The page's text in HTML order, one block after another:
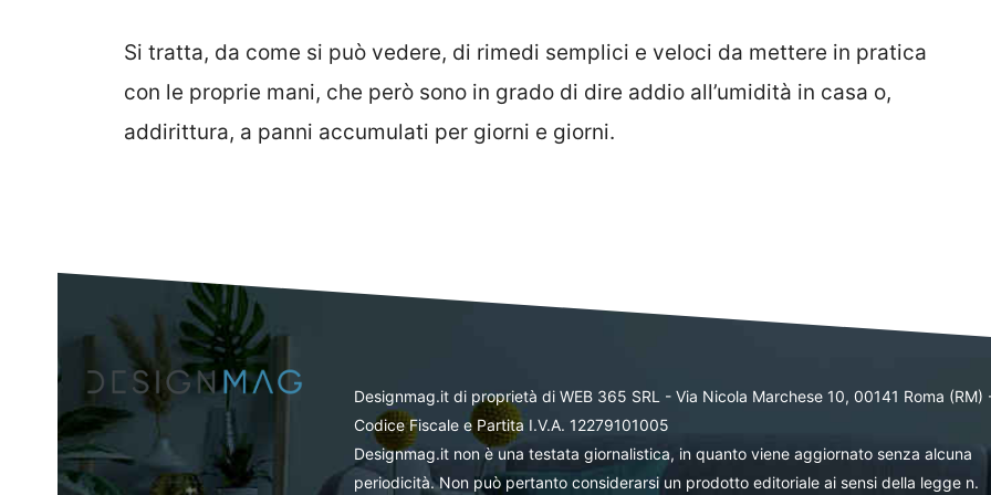
Si tratta, da come si può vedere, di rimedi semplici e veloci da mettere in pratica
con le proprie mani, che però sono in grado di dire addio all’umidità in casa o,
addirittura, a panni accumulati per giorni e giorni.
Designmag.it di proprietà di WEB 365 SRL - Via Nicola Marchese 10, 00141 Roma (RM)
Codice Fiscale e Partita I.V.A. 12279101005
Designmag.it non è una testata giornalistica, in quanto viene aggiornato senza alcuna
periodicità. Non può pertanto considerarsi un prodotto editoriale ai sensi della legge n.